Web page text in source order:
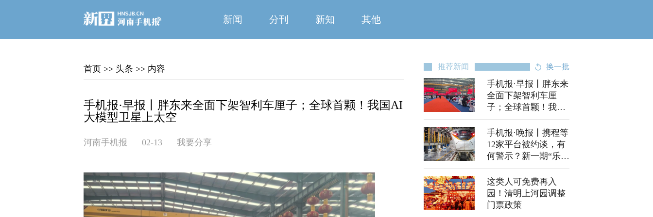
新闻 分刊 新知 其他
首页 >> 头条 >> 内容
手机报·早报丨胖东来全面下架智利车厘子；全球首颗！我国AI
大模型卫星上太空
河南手机报 02-13 我要分享
推荐新闻 换一批
手机报·早报丨胖东来
全面下架智利车厘
子；全球首颗！我国
AI大模型卫星上太空
手机报·晚报丨携程等
12家平台被约谈，有
何警示？新一期“乐享
河南”新春消费券来了
这类人可免费再入
园！清明上河园调整
门票政策